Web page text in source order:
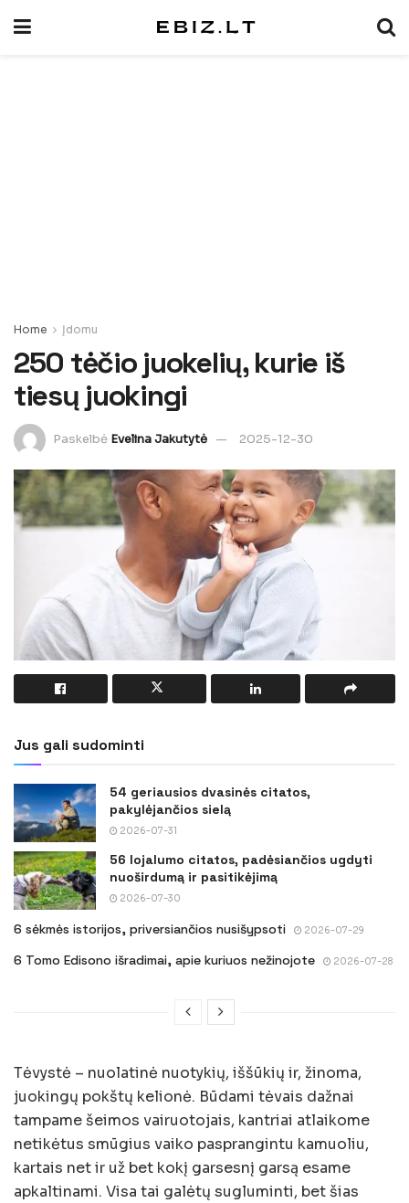
Home Įdomu
250 tėčio juokelių, kurie iš
tiesų juokingi
Paskelbė Evelina Jakutytė 2025-12-30
Jus gali sudominti
54 geriausios dvasinės citatos,
pakylėjančios sielą
2026-07-31
56 lojalumo citatos, padėsiančios ugdyti
nuoširdumą ir pasitikėjimą
2026-07-30
6 sėkmės istorijos, priversiančios nusišypsoti 2026-07-29
6 Tomo Edisono išradimai, apie kuriuos nežinojote 2026-07-28
Tėvystė – nuolatinė nuotykių, iššūkių ir, žinoma,
juokingų pokštų kelionė. Būdami tėvais dažnai
tampame šeimos vairuotojais, kantriai atlaikome
netikėtus smūgius vaiko pasprangintu kamuoliu,
kartais net ir už bet kokį garsesnį garsą esame
apkaltinami. Visa tai galėtų sugluminti, bet šias